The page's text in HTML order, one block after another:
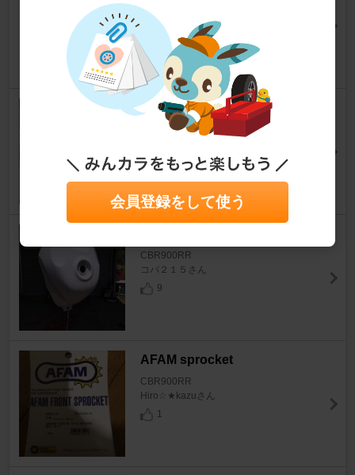
コバ２１５さん
クリア塗装完了
CBR900RR
10
CBR900RR
コバ２１５さん
9
AFAM sprocket
CBR900RR
Hiro☆★kazuさん
1
会員登録をして使う